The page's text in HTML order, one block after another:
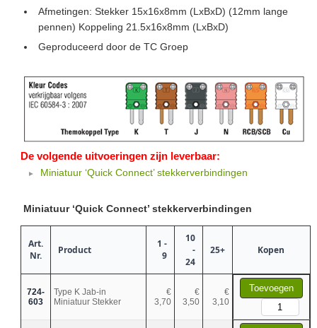
Afmetingen: Stekker 15x16x8mm (LxBxD) (12mm lange
pennen) Koppeling 21.5x16x8mm (LxBxD)
Geproduceerd door de TC Groep
De volgende uitvoeringen zijn leverbaar:
Miniatuur ‘Quick Connect’ stekkerverbindingen
Miniatuur ‘Quick Connect’ stekkerverbindingen
Art.
Nr.
Product
1 -
9
10
-
24
25+ Kopen
724-
603
Type K Jab-in
Miniatuur Stekker
€
3,70
€
3,50
€
3,10
Toevoegen